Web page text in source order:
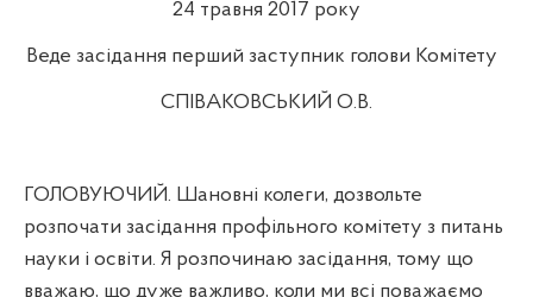
24 травня 2017 року
Веде засідання перший заступник голови Комітету
СПІВАКОВСЬКИЙ О.В.
ГОЛОВУЮЧИЙ. Шановні колеги, дозвольте
розпочати засідання профільного комітету з питань
науки і освіти. Я розпочинаю засідання, тому що
вважаю, що дуже важливо, коли ми всі поважаємо